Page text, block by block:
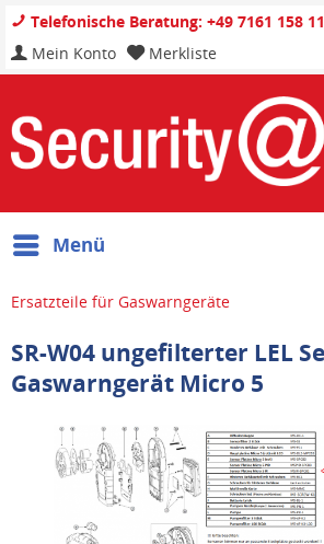
Telefonische Beratung: +49 7161 158
Mein Konto Merkliste
Menü
Ersatzteile für Gaswarngeräte
SR-W04 ungefilterter LEL
Gaswarngerät Micro 5